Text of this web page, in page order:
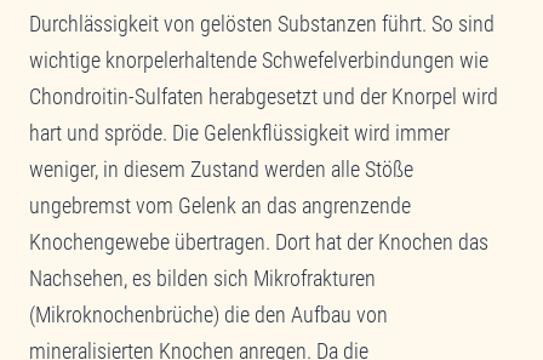
Durchlässigkeit von gelösten Substanzen führt. So sind
wichtige knorpelerhaltende Schwefelverbindungen wie
Chondroitin-Sulfaten herabgesetzt und der Knorpel wird
hart und spröde. Die Gelenkflüssigkeit wird immer
weniger, in diesem Zustand werden alle Stöße
ungebremst vom Gelenk an das angrenzende
Knochengewebe übertragen. Dort hat der Knochen das
Nachsehen, es bilden sich Mikrofrakturen
(Mikroknochenbrüche) die den Aufbau von
mineralisierten Knochen anregen. Da die